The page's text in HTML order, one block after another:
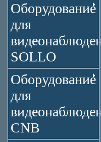
Оборудование
для
SOLLO
Оборудование
для
CNB